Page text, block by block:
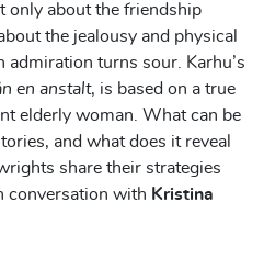
only about the friendship
the jealousy and physical
admiration turns sour. Karhu’s
en anstalt, is based on a true
elderly woman. What can be
and what does it reveal
share their strategies
conversation with Kristina